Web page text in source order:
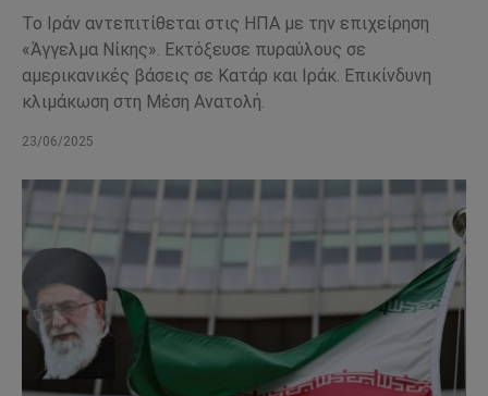
Το Ιράν αντεπιτίθεται στις ΗΠΑ με την επιχείρηση
«Άγγελμα Νίκης». Εκτόξευσε πυραύλους σε
αμερικανικές βάσεις σε Κατάρ και Ιράκ. Επικίνδυνη
κλιμάκωση στη Μέση Ανατολή.
23/06/2025